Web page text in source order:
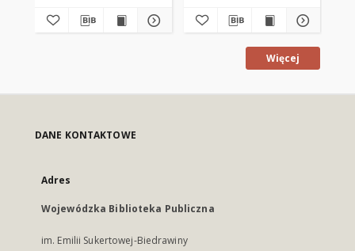
Więcej
DANE KONTAKTOWE
Adres
Wojewódzka Biblioteka Publiczna
im. Emilii Sukertowej-Biedrawiny